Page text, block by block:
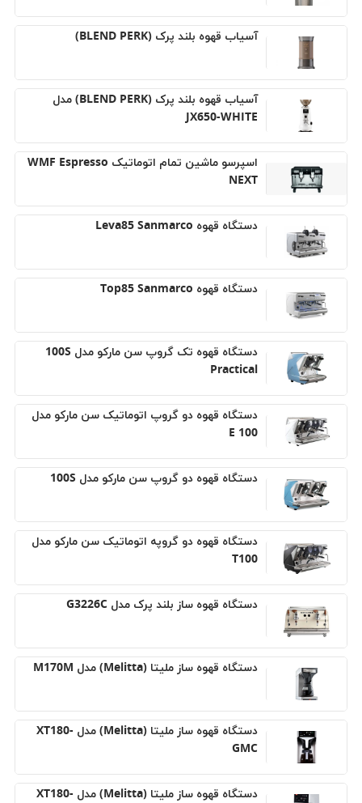
آسیاب قهوه بلند پرک (BLEND PERK)
آسیاب قهوه بلند پرک (BLEND PERK) مدل
JX650-WHITE
اسپرسو ماشین تمام‌ اتوماتیک WMF Espresso
NEXT
دستگاه قهوه Leva85 Sanmarco
دستگاه قهوه Top85 Sanmarco
دستگاه قهوه تک گروپ سن مارکو مدل 100S
Practical
دستگاه قهوه دو گروپ اتوماتیک سن مارکو مدل
100 E
دستگاه قهوه دو گروپ سن مارکو مدل 100S
دستگاه قهوه دو گروپه اتوماتیک سن مارکو مدل
T100
دستگاه قهوه ساز بلند پرک مدل G3226C
دستگاه قهوه ساز ملیتا (Melitta) مدل M170M
دستگاه قهوه ساز ملیتا (Melitta) مدل XT180-
GMC
دستگاه قهوه ساز ملیتا (Melitta) مدل XT180-